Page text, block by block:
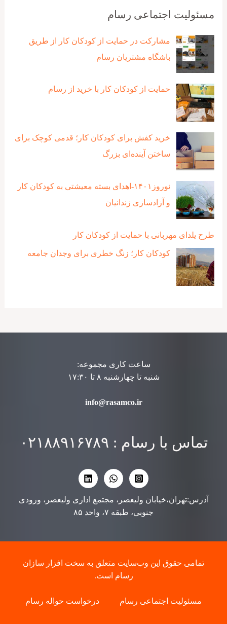
مسئولیت اجتماعی رسام
مشارکت در حمایت از کودکان کار از طریق
باشگاه مشتریان رسام
حمایت از کودکان کار با خرید از رسام
خرید کفش برای کودکان کار؛ قدمی کوچک برای
ساختن آینده‌ای بزرگ
نوروز۱۴۰۱-اهدای بسته معیشتی به کودکان کار
و آزادسازی زندانیان
طرح یلدای مهربانی با حمایت از کودکان کار
کودکان کار؛ زنگ خطری برای وجدان جامعه
ساعت کاری مجموعه:
شنبه تا چهارشنبه ۸ تا ۱۷:۳۰
info@rasamco.ir
تماس با رسام : ۰۲۱۸۸۹۱۶۷۸۹
آدرس:تهران،خیابان ولیعصر، مجتمع اداری ولیعصر، ورودی
جنوبی، طبقه ۷، واحد ۸۵
تمامی حقوق این وب‌سایت متعلق به سخت افزار سازان
رسام است.
مسئولیت اجتماعی رسام درخواست حواله رسام